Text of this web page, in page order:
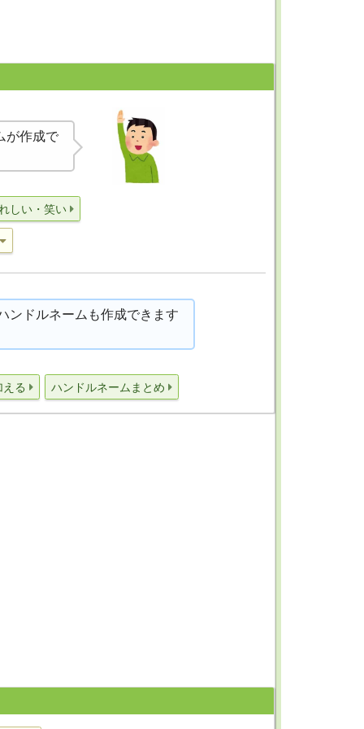
が作成で
しい・笑い
ンドルネームも作成できます
る ハンドルネームまとめ